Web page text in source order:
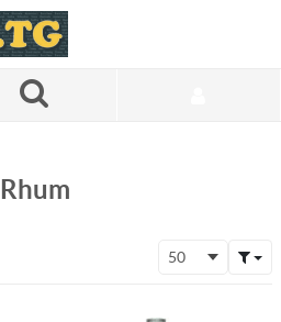
Zum Hauptinhalt springen
Rhum
50